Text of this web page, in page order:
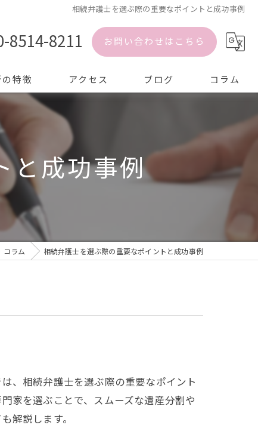
相続弁護士を選ぶ際の重要なポイントと成功事例
8514-8211 お問い合わせはこちら
特徴 アクセス ブログ コラム
と成功事例
コラム 相続弁護士を選ぶ際の重要なポイントと成功事例
、相続弁護士を選ぶ際の重要なポイント
家を選ぶことで、スムーズな遺産分割や
解説します。